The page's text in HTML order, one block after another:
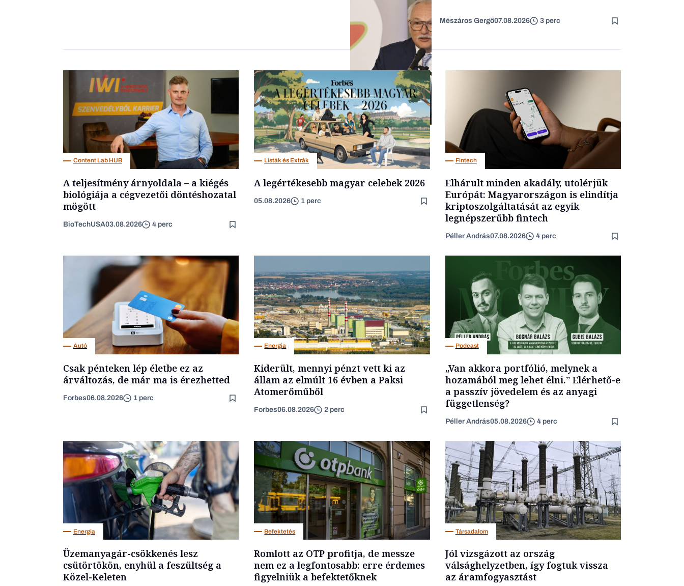
Családi vállalkozások
Befektetés
Mészáros Gergő07.08.2026 3 perc
Content Lab HUB
A teljesítmény árnyoldala – a kiégés
biológiája a cégvezetői döntéshozatal
mögött
BioTechUSA03.08.2026 4 perc
Listák és Extrák
A legértékesebb magyar celebek 2026
05.08.2026 1 perc
Fintech
Elhárult minden akadály, utolérjük
Európát: Magyarországon is elindítja
kriptoszolgáltatását az egyik
legnépszerűbb fintech
Péller András07.08.2026 4 perc
Autó
Csak pénteken lép életbe ez az
árváltozás, de már ma is érezhetted
Forbes06.08.2026 1 perc
Energia
Kiderült, mennyi pénzt vett ki az
állam az elmúlt 16 évben a Paksi
Atomerőműből
Forbes06.08.2026 2 perc
Podcast
„Van akkora portfólió, melynek a
hozamából meg lehet élni.” Elérhető-e
a passzív jövedelem és az anyagi
függetlenség?
Péller András05.08.2026 4 perc
Energia
Üzemanyagár-csökkenés lesz
csütörtökön, enyhül a feszültség a
Közel-Keleten
Befektetés
Romlott az OTP profitja, de messze
nem ez a legfontosabb: erre érdemes
figyelniük a befektetőknek
Társadalom
Jól vizsgázott az ország
válsághelyzetben, így fogtuk vissza
az áramfogyasztást